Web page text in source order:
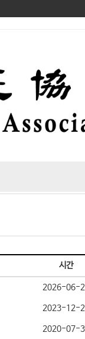
시간
2026-06-
2023-12-
2020-07-